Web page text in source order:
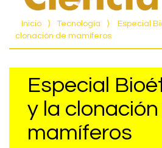
Inicio ⟩ Tecnología ⟩
Especial
clonación de mamíferos
Especial
y la
mamíferos